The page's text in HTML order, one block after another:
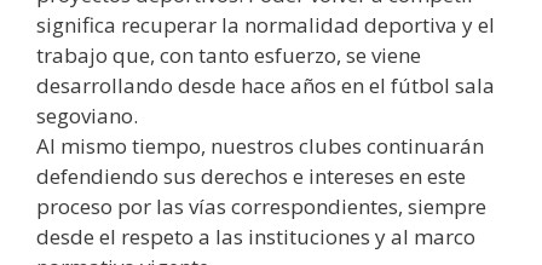
significa recuperar la normalidad deportiva y el
trabajo que, con tanto esfuerzo, se viene
desarrollando desde hace años en el fútbol sala
segoviano.
Al mismo tiempo, nuestros clubes continuarán
defendiendo sus derechos e intereses en este
proceso por las vías correspondientes, siempre
desde el respeto a las instituciones y al marco